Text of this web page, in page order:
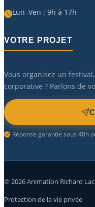
Lun–Ven : 9h à 17h
VOTRE PROJET
Vous organisez un
corporative ? Parlons de
Réponse garantie sous 48h
©2026Animation Richard
Protection de la vie privée